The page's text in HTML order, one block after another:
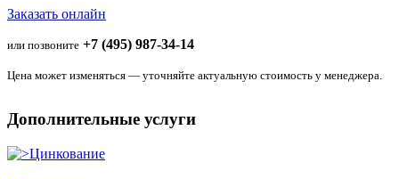
Заказать онлайн
или позвоните +7 (495) 987-34-14
Цена может изменяться — уточняйте актуальную стоимость у менеджера.
Дополнительные услуги